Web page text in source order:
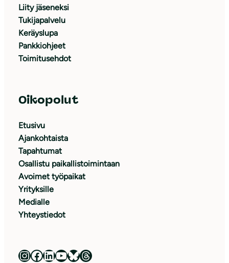
Liity jäseneksi
Tukijapalvelu
Keräyslupa
Pankkiohjeet
Toimitusehdot
Oikopolut
Etusivu
Ajankohtaista
Tapahtumat
Osallistu paikallistoimintaan
Avoimet työpaikat
Yrityksille
Medialle
Yhteystiedot
Luonnonsuojeluliitto Instagramissa Luonnonsuojeluliitto Facebookissa Luonnonsuojeluliitto LinkedInissä Luonnonsuojeluliiton YouTube-kanava Luonnonsuojeluliitto Blueskyssa Luonnonsuojeluliitto Threadsissa